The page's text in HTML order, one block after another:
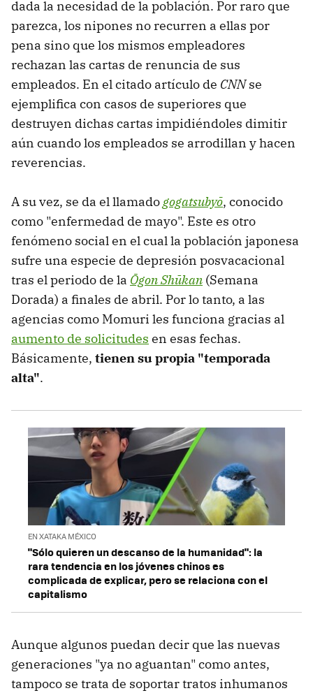
dada la necesidad de la población. Por raro que
parezca, los nipones no recurren a ellas por
pena sino que los mismos empleadores
rechazan las cartas de renuncia de sus
empleados. En el citado artículo de CNNse
ejemplifica con casos de superiores que
destruyen dichas cartas impidiéndoles dimitir
aún cuando los empleados se arrodillan y hacen
reverencias.
A su vez, se da el llamadogogatsubyō, conocido
como "enfermedad de mayo". Este es otro
fenómeno social en el cual la población japonesa
sufre una especie de depresión posvacacional
tras el periodo de la Ōgon Shūkan (Semana
Dorada) a finales de abril. Por lo tanto, a las
agencias como Momuri les funciona gracias al
aumento de solicitudes en esas fechas.
Básicamente, tienen su propia "temporada
alta".
EN XATAKA MÉXICO
"Sólo quieren un descanso de la humanidad": la
rara tendencia en los jóvenes chinos es
complicada de explicar, pero se relaciona con el
capitalismo
Aunque algunos puedan decir que las nuevas
generaciones "ya no aguantan" como antes,
tampoco se trata de soportar tratos inhumanos